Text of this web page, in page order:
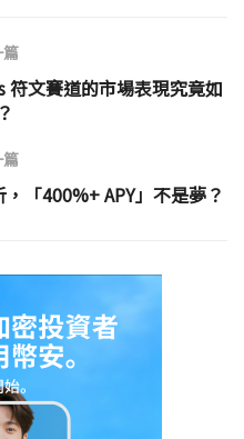
符文賽道的市場表現究竟如
「400%+ APY」不是夢？